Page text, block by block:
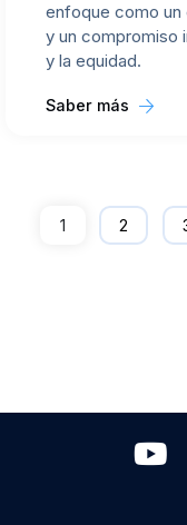
enfoque como un
y un compromiso
y la equidad.
Saber más
1 2